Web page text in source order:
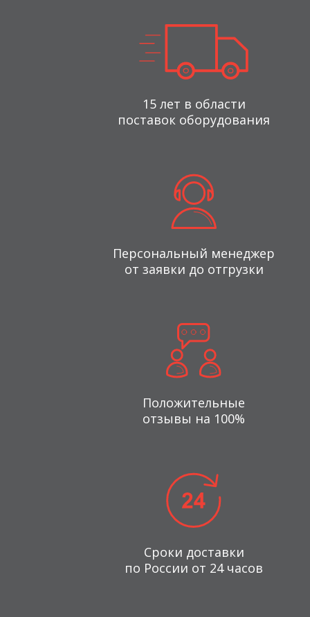
15 лет в области
поставок оборудования
Персональный менеджер
от заявки до отгрузки
Положительные
отзывы на 100%
Сроки доставки
по России от 24 часов